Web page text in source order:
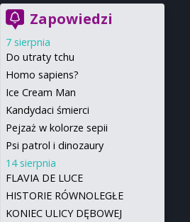
Zapowiedzi
7 sierpnia
Do utraty tchu
Homo sapiens?
Ice Cream Man
Kandydaci śmierci
Pejzaż w kolorze sepii
Psi patrol i dinozaury
14 sierpnia
FLAVIA DE LUCE
HISTORIE RÓWNOLEGŁE
KONIEC ULICY DĘBOWEJ